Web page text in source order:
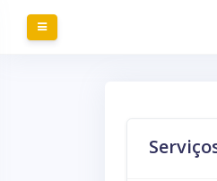
Ir para o conteúdo principal